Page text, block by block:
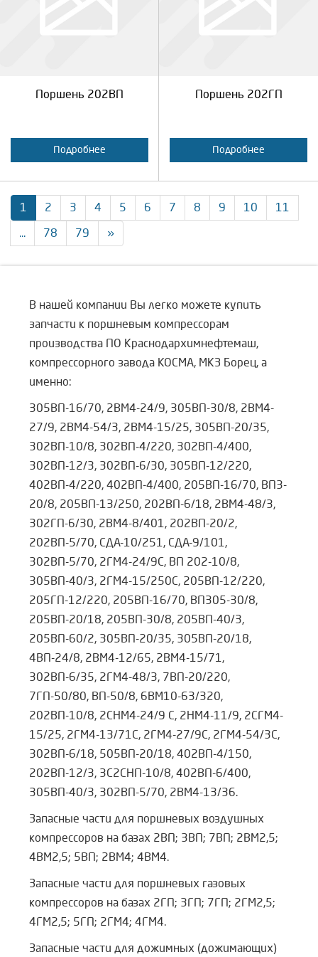
Поршень 202ВП
Подробнее
Поршень 202ГП
Подробнее
1 2 3 4 5 6 7 8 9 10 11
... 78 79 »
В нашей компании Вы легко можете купить
запчасти к поршневым компрессорам
производства ПО Краснодархимнефтемаш,
компрессорного завода КОСМА, МКЗ Борец, а
именно:
305ВП-16/70, 2ВМ4-24/9, 305ВП-30/8, 2ВМ4-
27/9, 2ВМ4-54/3, 2ВМ4-15/25, 305ВП-20/35,
302ВП-10/8, 302ВП-4/220, 302ВП-4/400,
302ВП-12/3, 302ВП-6/30, 305ВП-12/220,
402ВП-4/220, 402ВП-4/400, 205ВП-16/70, ВП3-
20/8, 205ВП-13/250, 202ВП-6/18, 2ВМ4-48/3,
302ГП-6/30, 2ВМ4-8/401, 202ВП-20/2,
202ВП-5/70, СДА-10/251, СДА-9/101,
302ВП-5/70, 2ГМ4-24/9С, ВП 202-10/8,
305ВП-40/3, 2ГМ4-15/250С, 205ВП-12/220,
205ГП-12/220, 205ВП-16/70, ВП305-30/8,
205ВП-20/18, 205ВП-30/8, 205ВП-40/3,
205ВП-60/2, 305ВП-20/35, 305ВП-20/18,
4ВП-24/8, 2ВМ4-12/65, 2ВМ4-15/71,
302ВП-6/35, 2ГМ4-48/3, 7ВП-20/220,
7ГП-50/80, ВП-50/8, 6ВМ10-63/320,
202ВП-10/8, 2СНМ4-24/9 С, 2НМ4-11/9, 2СГМ4-
15/25, 2ГМ4-13/71С, 2ГМ4-27/9С, 2ГМ4-54/3С,
302ВП-6/18, 505ВП-20/18, 402ВП-4/150,
202ВП-12/3, 3С2СНП-10/8, 402ВП-6/400,
305ВП-40/3, 302ВП-5/70, 2ВМ4-13/36.
Запасные части для поршневых воздушных
компрессоров на базах 2ВП; 3ВП; 7ВП; 2ВМ2,5;
4ВМ2,5; 5ВП; 2ВМ4; 4ВМ4.
Запасные части для поршневых газовых
компрессоров на базах 2ГП; 3ГП; 7ГП; 2ГМ2,5;
4ГМ2,5; 5ГП; 2ГМ4; 4ГМ4.
Запасные части для дожимных (дожимающих)